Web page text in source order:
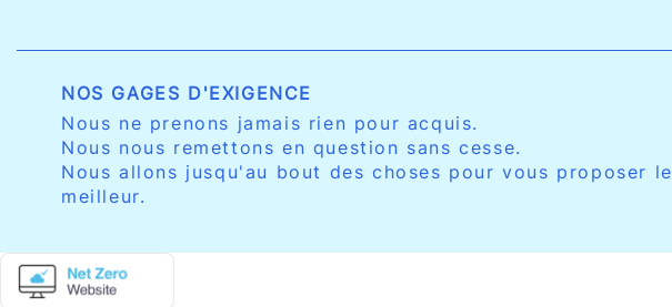
NOS GAGES D'EXIGENCE
Nous ne prenons jamais rien pour acquis.
Nous nous remettons en question sans cesse.
Nous allons jusqu'au bout des choses pour vous proposer le
meilleur.